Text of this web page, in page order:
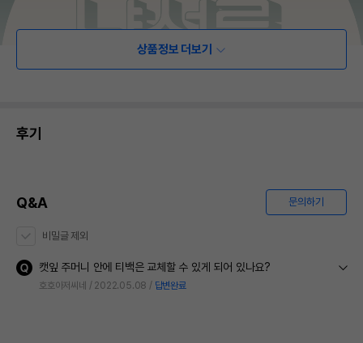
상품정보 더보기
후기
Q&A 문의하기
비밀글 제외
캣잎 주머니 안에 티백은 교체할 수 있게 되어 있나요?
호호아저씨네 2022.05.08 답변완료